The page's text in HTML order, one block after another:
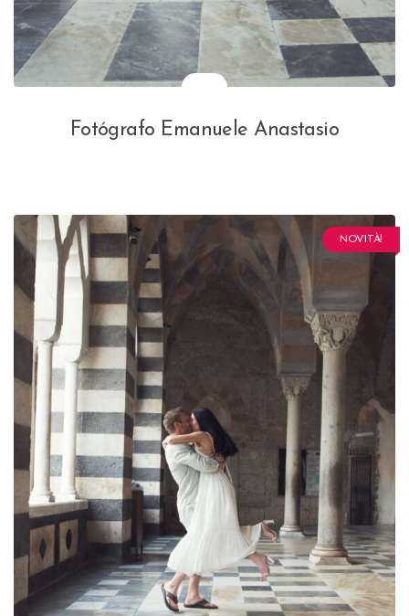
Fotógrafo Emanuele Anastasio
NOVITÀ!